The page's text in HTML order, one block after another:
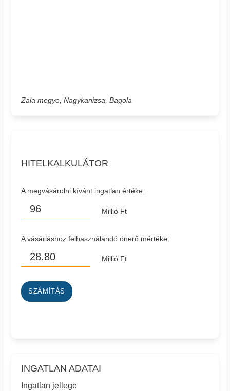
Zala megye, Nagykanizsa, Bagola
HITELKALKULÁTOR
A megvásárolni kívánt ingatlan értéke:
Millió Ft
A vásárláshoz felhasználandó önerő mértéke:
Millió Ft
SZÁMÍTÁS
INGATLAN ADATAI
Ingatlan jellege